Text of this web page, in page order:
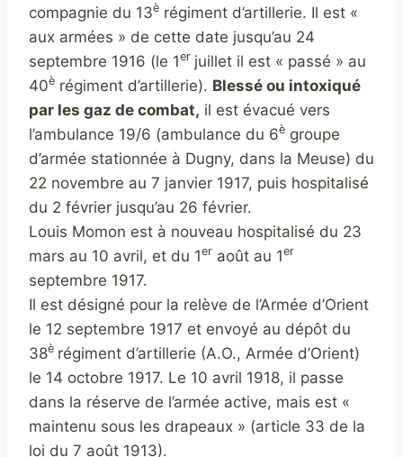
compagnie du 13è régiment d’artillerie. Il est «
aux armées » de cette date jusqu’au 24
septembre 1916 (le 1er juillet il est « passé » au
40è régiment d’artillerie). Blessé ou intoxiqué
par les gaz de combat, il est évacué vers
l’ambulance 19/6 (ambulance du 6è groupe
d’armée stationnée à Dugny, dans la Meuse) du
22 novembre au 7 janvier 1917, puis hospitalisé
du 2 février jusqu’au 26 février.
Louis Momon est à nouveau hospitalisé du 23
mars au 10 avril, et du 1er août au 1er
septembre 1917.
Il est désigné pour la relève de l’Armée d’Orient
le 12 septembre 1917 et envoyé au dépôt du
38è régiment d’artillerie (A.O., Armée d’Orient)
le 14 octobre 1917. Le 10 avril 1918, il passe
dans la réserve de l’armée active, mais est «
maintenu sous les drapeaux » (article 33 de la
loi du 7 août 1913).